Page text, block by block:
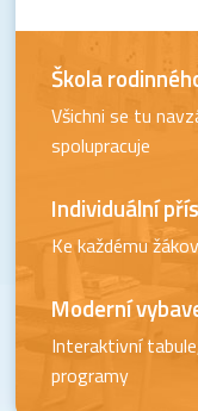
Škola
Všichni se tu
spolupracuje
Individuální
Ke každému
Moderní
Interaktivní
programy